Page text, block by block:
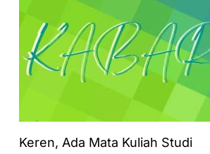
Keren, Ada Mata Kuliah Studi